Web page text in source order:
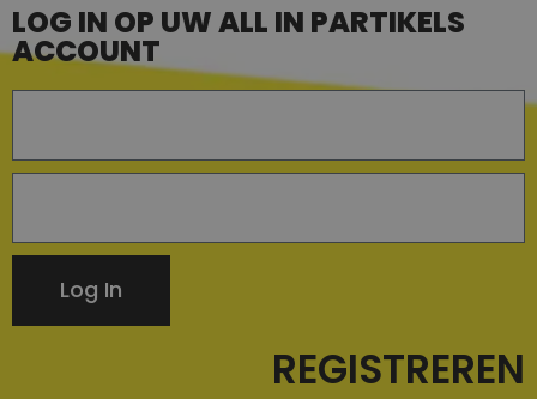
LOG IN OP UW ALL IN PARTIKELS
ACCOUNT
Log In
REGISTREREN